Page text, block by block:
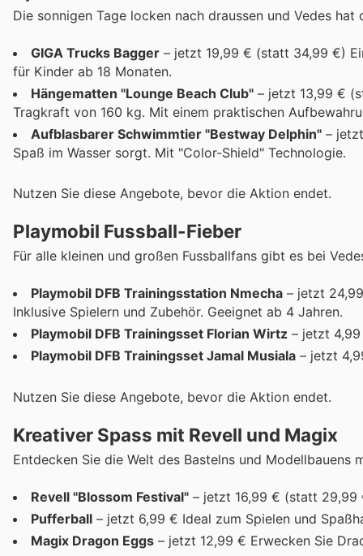
Die sonnigen Tage locken nach draussen und Vedes
GIGA Trucks Bagger – jetzt 19,99 € (statt 34,99 €)
für Kinder ab 18 Monaten.
Hängematten "Lounge Beach Club" – jetzt 13,99 €
Tragkraft von 160 kg. Mit einem praktischen
Aufblasbarer Schwimmtier "Bestway Delphin" –
Spaß im Wasser sorgt. Mit "Color-Shield" Technologie.
Nutzen Sie diese Angebote, bevor die Aktion endet.
Playmobil Fussball-Fieber
Für alle kleinen und großen Fussballfans gibt es bei
Playmobil DFB Trainingsstation Nmecha – jetzt
Inklusive Spielern und Zubehör. Geeignet ab 4 Jahren.
Playmobil DFB Trainingsset Florian Wirtz – jetzt
Playmobil DFB Trainingsset Jamal Musiala – jetzt
Nutzen Sie diese Angebote, bevor die Aktion endet.
Kreativer Spass mit Revell und Magix
Entdecken Sie die Welt des Bastelns und Modellbauens
Revell "Blossom Festival" – jetzt 16,99 € (statt 29,99
Pufferball – jetzt 6,99 € Ideal zum Spielen und
Magix Dragon Eggs – jetzt 12,99 € Erwecken Sie